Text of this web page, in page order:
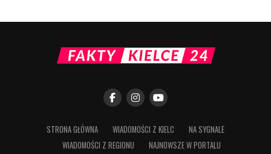
STRONA GŁÓWNA WIADOMOŚCI Z KIELC
NA SYGNALE
WIADOMOŚCI Z REGIONU
NAJNOWSZE W PORTALU